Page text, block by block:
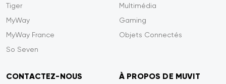
Tiger
MyWay
MyWay France
So Seven
Multimédia
Gaming
Objets Connectés
CONTACTEZ-NOUS À PROPOS DE MUVIT